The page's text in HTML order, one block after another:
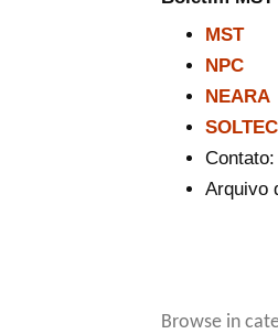
MST
NPC
NEARA
Arquivo
Browse in